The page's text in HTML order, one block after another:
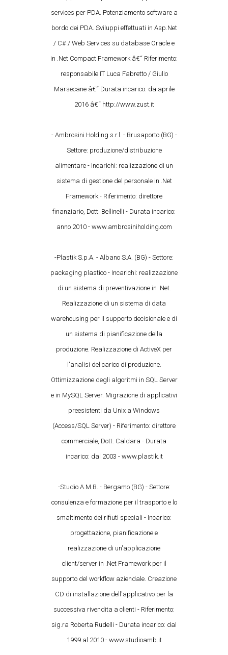
services per PDA. Potenziamento software a
bordo dei PDA. Sviluppi effettuati in Asp.Net
/ C# / Web Services su database Oracle e
in .Net Compact Framework â€“ Riferimento:
responsabile IT Luca Fabretto / Giulio
Marsecane â€“ Durata incarico: da aprile
2016 â€“ http://www.zust.it
- Ambrosini Holding s.r.l. - Brusaporto (BG) -
Settore: produzione/distribuzione
alimentare - Incarichi: realizzazione di un
sistema di gestione del personale in .Net
Framework - Riferimento: direttore
finanziario, Dott. Bellinelli - Durata incarico:
anno 2010 - www.ambrosiniholding.com
-Plastik S.p.A. - Albano S.A. (BG) - Settore:
packaging plastico - Incarichi: realizzazione
di un sistema di preventivazione in .Net.
Realizzazione di un sistema di data
warehousing per il supporto decisionale e di
un sistema di pianificazione della
produzione. Realizzazione di ActiveX per
l'analisi del carico di produzione.
Ottimizzazione degli algoritmi in SQL Server
e in MySQL Server. Migrazione di applicativi
preesistenti da Unix a Windows
(Access/SQL Server) - Riferimento: direttore
commerciale, Dott. Caldara - Durata
incarico: dal 2003 - www.plastik.it
-Studio A.M.B. - Bergamo (BG) - Settore:
consulenza e formazione per il trasporto e lo
smaltimento dei rifiuti speciali - Incarico:
progettazione, pianificazione e
realizzazione di un'applicazione
client/server in .Net Framework per il
supporto del workflow aziendale. Creazione
CD di installazione dell'applicativo per la
successiva rivendita a clienti - Riferimento:
sig.ra Roberta Rudelli - Durata incarico: dal
1999 al 2010 - www.studioamb.it